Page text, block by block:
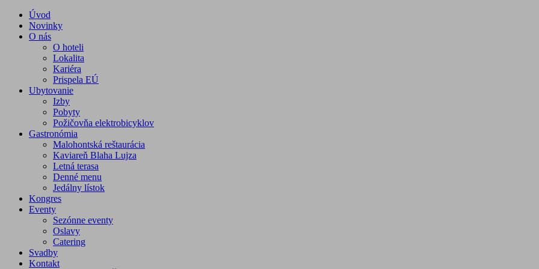
Úvod
Novinky
O nás
O hoteli
Lokalita
Kariéra
Prispela EÚ
Ubytovanie
Izby
Pobyty
Požičovňa elektrobicyklov
Gastronómia
Malohontská reštaurácia
Kaviareň Blaha Lujza
Letná terasa
Denné menu
Jedálny lístok
Kongres
Eventy
Sezónne eventy
Oslavy
Catering
Svadby
Kontakt